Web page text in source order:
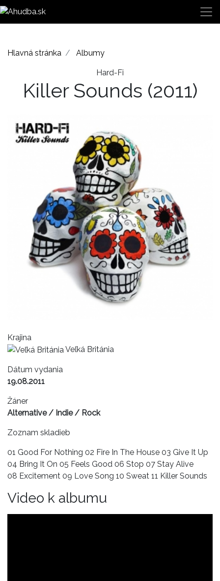
Hlavná stránka Albumy
Hard-Fi
Killer Sounds (2011)
Krajina
Veľká Británia
Dátum vydania
19.08.2011
Žáner
Alternative / Indie / Rock
Zoznam skladieb
01 Good For Nothing 02 Fire In The House 03 Give It Up
04 Bring It On 05 Feels Good 06 Stop 07 Stay Alive
08 Excitement 09 Love Song 10 Sweat 11 Killer Sounds
Video k albumu